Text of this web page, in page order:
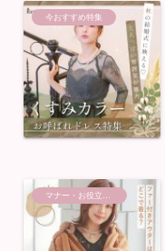
今おすすめ特集
マナー・お役立ち情報